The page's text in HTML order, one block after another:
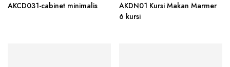
AKCD031-cabinet minimalis
AKDN01 Kursi Makan Marmer
6 kursi